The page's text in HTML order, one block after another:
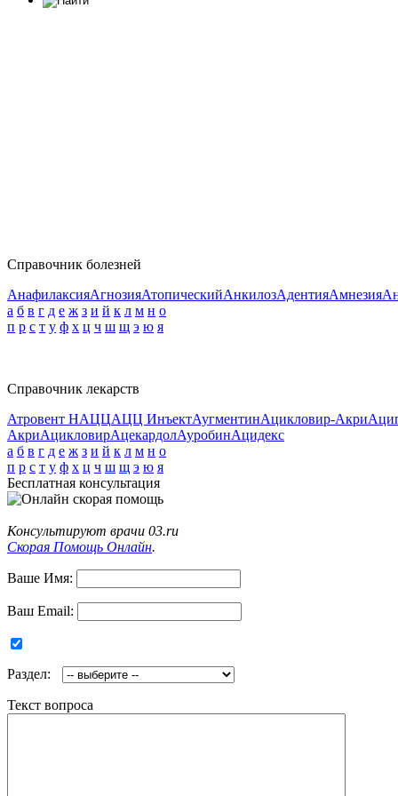
Справочник болезней
АнафилаксияАгнозияАтопическийАнкилозАдентияАмнезия
а б в г д е ж з и й к л м н о
п р с т у ф х ц ч ш щ э ю я
Справочник лекарств
Атровент НАЦЦАЦЦ ИнъектАугментинАцикловир-Акри
АкриАцикловирАцекардолАуробинАцидекс
а б в г д е ж з и й к л м н о
п р с т у ф х ц ч ш щ э ю я
Бесплатная консультация
Консультируют врачи 03.ru
Скорая Помощь Онлайн.
Ваше Имя:
Ваш Email:
Раздел:
Текст вопроса